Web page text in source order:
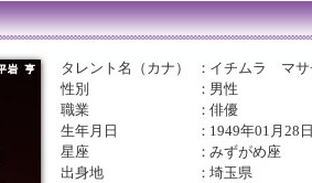
タレント名（カナ） ： イチムラ マサ
性別
： 男性
職業
：俳優
生年月日
： 1949年01月28
星座
：みずがめ座
出身地
：埼玉県